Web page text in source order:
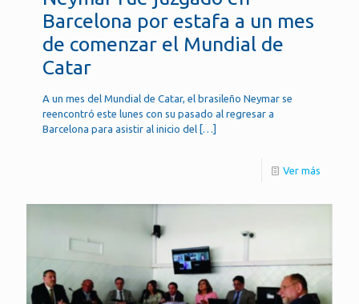
Barcelona por estafa a un mes
de comenzar el Mundial de
Catar
A un mes del Mundial de Catar, el brasileño Neymar se
reencontró este lunes con su pasado al regresar a
Barcelona para asistir al inicio del […]
Ver más